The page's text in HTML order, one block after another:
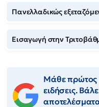
Πανελλαδικώς
Εισαγωγή στην
Μάθε πρώτος
ειδήσεις.